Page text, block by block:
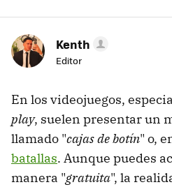
Kenth
Editor
En los videojuegos,
play, suelen presentar un
llamado "cajas de botín" o,
batallas. Aunque puedes
manera "gratuita", la